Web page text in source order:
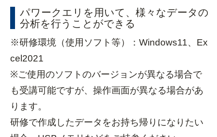
パワークエリを用いて、様々なデータの
分析を行うことができる
※研修環境（使用ソフト等）：Windows11、Ex
cel2021
※ご使用のソフトのバージョンが異なる場合で
も受講可能ですが、操作画面が異なる場合があ
ります。
研修で作成したデータをお持ち帰りになりたい